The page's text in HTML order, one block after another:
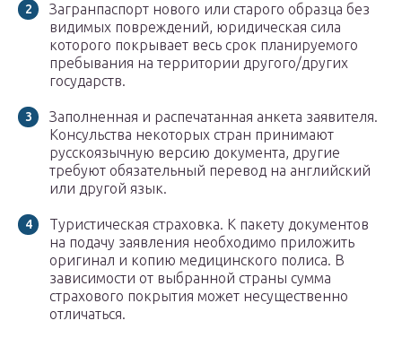
Загранпаспорт нового или старого образца без
видимых повреждений, юридическая сила
которого покрывает весь срок планируемого
пребывания на территории другого/других
государств.
Заполненная и распечатанная анкета заявителя.
Консульства некоторых стран принимают
русскоязычную версию документа, другие
требуют обязательный перевод на английский
или другой язык.
Туристическая страховка. К пакету документов
на подачу заявления необходимо приложить
оригинал и копию медицинского полиса. В
зависимости от выбранной страны сумма
страхового покрытия может несущественно
отличаться.